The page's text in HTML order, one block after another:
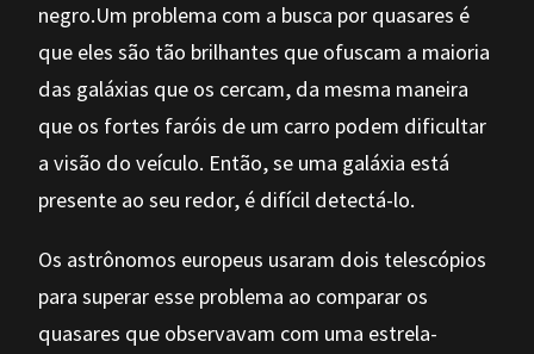
negro.Um problema com a busca por quasares é
que eles são tão brilhantes que ofuscam a maioria
das galáxias que os cercam, da mesma maneira
que os fortes faróis de um carro podem dificultar
a visão do veículo. Então, se uma galáxia está
presente ao seu redor, é difícil detectá-lo.
Os astrônomos europeus usaram dois telescópios
para superar esse problema ao comparar os
quasares que observavam com uma estrela-